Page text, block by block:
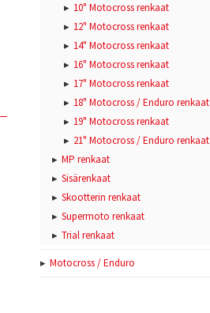
10" Motocross renkaat
12" Motocross renkaat
14" Motocross renkaat
16" Motocross renkaat
17" Motocross renkaat
18" Motocross / Enduro renkaat
19" Motocross renkaat
21" Motocross / Enduro renkaat
MP renkaat
Sisärenkaat
Skootterin renkaat
Supermoto renkaat
Trial renkaat
Motocross / Enduro